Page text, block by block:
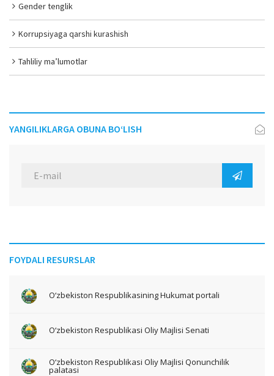
Gender tenglik
Korrupsiyaga qarshi kurashish
Tahliliy ma’lumotlar
YANGILIKLARGA OBUNA BO‘LISH
FOYDALI RESURSLAR
O‘zbekiston Respublikasining Hukumat portali
O‘zbekiston Respublikasi Oliy Majlisi Senati
O‘zbekiston Respublikasi Oliy Majlisi Qonunchilik
palatasi